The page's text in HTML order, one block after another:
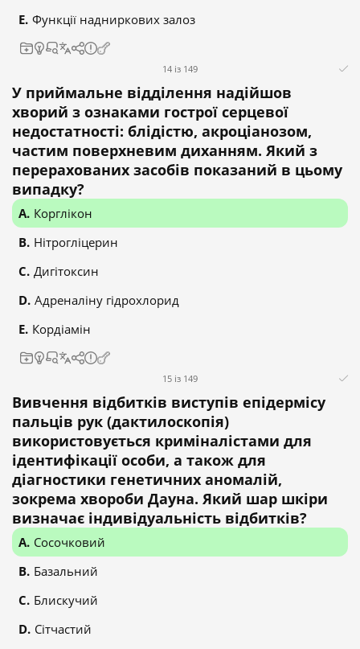
Функції надниркових залоз
14 із 149
У приймальне відділення надійшов
хворий з ознаками гострої серцевої
недостатності: блідістю, акроціанозом,
частим поверхневим диханням. Який з
перерахованих засобів показаний в цьому
випадку?
Корглікон
Нітрогліцерин
Дигітоксин
Адреналіну гідрохлорид
Кордіамін
15 із 149
Вивчення відбитків виступів епідермісу
пальців рук (дактилоскопія)
використовується криміналістами для
ідентифікації особи, а також для
діагностики генетичних аномалій,
зокрема хвороби Дауна. Який шар шкіри
визначає індивідуальність відбитків?
Сосочковий
Базальний
Блискучий
Сітчастий